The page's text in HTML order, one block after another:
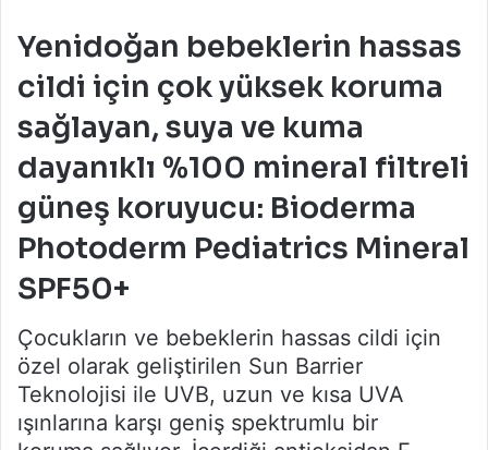
Yenidoğan bebeklerin hassas
cildi için çok yüksek koruma
sağlayan, suya ve kuma
dayanıklı %100 mineral filtreli
güneş koruyucu: Bioderma
Photoderm Pediatrics Mineral
SPF50+
Çocukların ve bebeklerin hassas cildi için
özel olarak geliştirilen Sun Barrier
Teknolojisi ile UVB, uzun ve kısa UVA
ışınlarına karşı geniş spektrumlu bir